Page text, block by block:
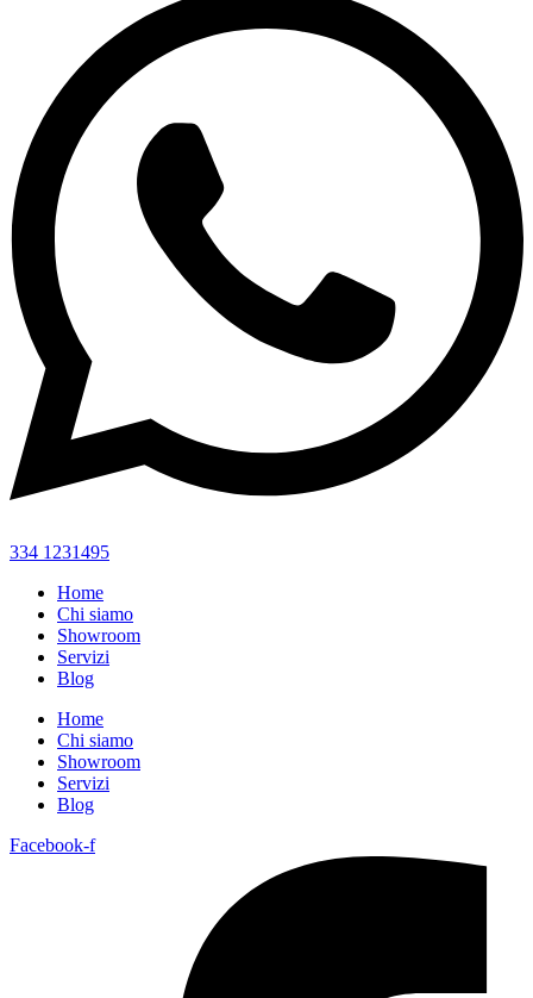
334 1231495
Home
Chi siamo
Showroom
Servizi
Blog
Home
Chi siamo
Showroom
Servizi
Blog
Facebook-f